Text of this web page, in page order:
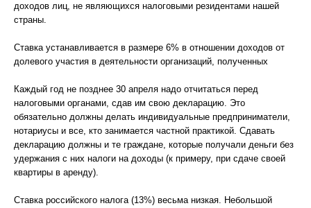
доходов лиц, не являющихся налоговыми резидентами нашей
страны.
Ставка устанавливается в размере 6% в отношении доходов от
долевого участия в деятельности организаций, полученных
Каждый год не позднее 30 апреля надо отчитаться перед
налоговыми органами, сдав им свою декларацию. Это
обязательно должны делать индивидуальные предприниматели,
нотариусы и все, кто занимается частной практикой. Сдавать
декларацию должны и те граждане, которые получали деньги без
удержания с них налоги на доходы (к примеру, при сдаче своей
квартиры в аренду).
Ставка российского налога (13%) весьма низкая. Небольшой